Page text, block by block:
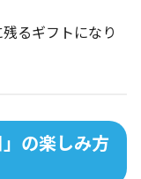
るギフトになり
の楽しみ方